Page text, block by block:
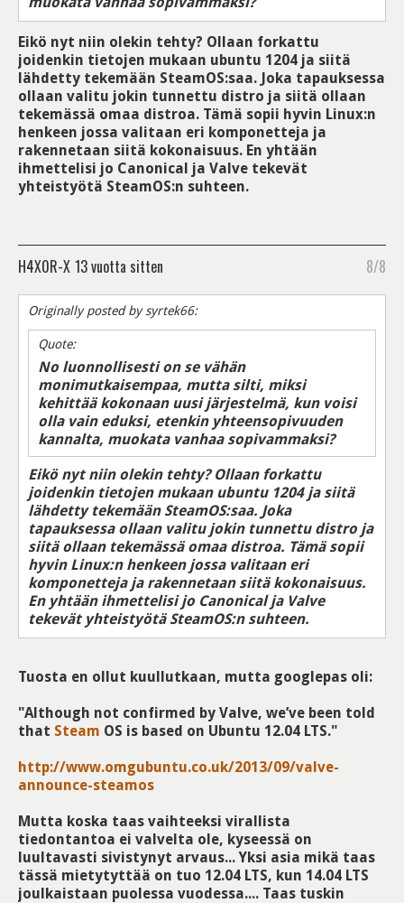
Eikö nyt niin olekin tehty? Ollaan forkattu
joidenkin tietojen mukaan ubuntu 1204 ja siitä
lähdetty tekemään SteamOS:saa. Joka tapauksessa
ollaan valitu jokin tunnettu distro ja siitä ollaan
tekemässä omaa distroa. Tämä sopii hyvin Linux:n
henkeen jossa valitaan eri komponetteja ja
rakennetaan siitä kokonaisuus. En yhtään
ihmettelisi jo Canonical ja Valve tekevät
yhteistyötä SteamOS:n suhteen.
H4X0R-X 13 vuotta sitten 8/8
Originally posted by syrtek66:
Quote:
No luonnollisesti on se vähän
monimutkaisempaa, mutta silti, miksi
kehittää kokonaan uusi järjestelmä, kun voisi
olla vain eduksi, etenkin yhteensopivuuden
kannalta, muokata vanhaa sopivammaksi?
Eikö nyt niin olekin tehty? Ollaan forkattu
joidenkin tietojen mukaan ubuntu 1204 ja siitä
lähdetty tekemään SteamOS:saa. Joka
tapauksessa ollaan valitu jokin tunnettu distro ja
siitä ollaan tekemässä omaa distroa. Tämä sopii
hyvin Linux:n henkeen jossa valitaan eri
komponetteja ja rakennetaan siitä kokonaisuus.
En yhtään ihmettelisi jo Canonical ja Valve
tekevät yhteistyötä SteamOS:n suhteen.
Tuosta en ollut kuullutkaan, mutta googlepas oli:
"Although not confirmed by Valve, we’ve been told
that Steam OS is based on Ubuntu 12.04 LTS."
http://www.omgubuntu.co.uk/2013/09/valve-
announce-steamos
Mutta koska taas vaihteeksi virallista
tiedontantoa ei valvelta ole, kyseessä on
luultavasti sivistynyt arvaus... Yksi asia mikä taas
tässä mietytyttää on tuo 12.04 LTS, kun 14.04 LTS
joulkaistaan puolessa vuodessa.... Taas tuskin